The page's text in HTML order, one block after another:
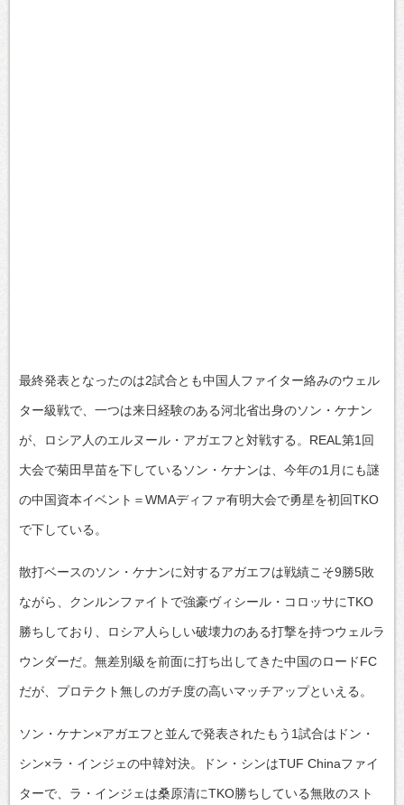
最終発表となったのは2試合とも中国人ファイター絡みのウェル
ター級戦で、一つは来日経験のある河北省出身のソン・ケナン
が、ロシア人のエルヌール・アガエフと対戦する。REAL第1回
大会で菊田早苗を下しているソン・ケナンは、今年の1月にも謎
の中国資本イベント＝WMAディファ有明大会で勇星を初回TKO
で下している。
散打ベースのソン・ケナンに対するアガエフは戦績こそ9勝5敗
ながら、クンルンファイトで強豪ヴィシール・コロッサにTKO
勝ちしており、ロシア人らしい破壊力のある打撃を持つウェルラ
ウンダーだ。無差別級を前面に打ち出してきた中国のロードFC
だが、プロテクト無しのガチ度の高いマッチアップといえる。
ソン・ケナン×アガエフと並んで発表されたもう1試合はドン・
シン×ラ・インジェの中韓対決。ドン・シンはTUF Chinaファイ
ターで、ラ・インジェは桑原清にTKO勝ちしている無敗のスト